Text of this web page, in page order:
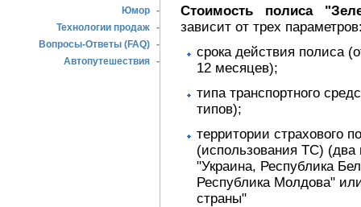
Юмор -
Технологии продаж -
Вопросы-Ответы (FAQ) -
Автопутешествия -
Стоимость полиса
зависит от трех
срока действия полиса
12 месяцев);
типа транспортного
типов);
территории страхового
(использования ТС) (два
"Украина, Республика
Республика Молдова"
страны"